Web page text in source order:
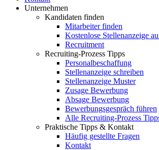
Unternehmen
Kandidaten finden
Mitarbeiter finden
Kostenlose Stellenanzeige
Recruitment
Recruiting-Prozess Tipps
Personalbeschaffung
Stellenanzeige schreiben
Stellenanzeige Muster
Zusage Bewerbung
Absage Bewerbung
Bewerbungsgespräch führen
Alle Recruiting-Prozess
Praktische Tipps & Kontakt
Häufig gestellte Fragen
Kontakt